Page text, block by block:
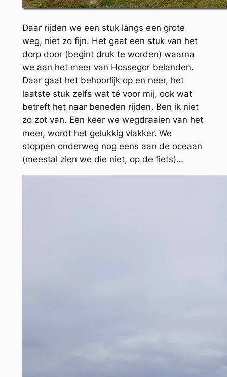
Daar rijden we een stuk langs een grote
weg, niet zo fijn. Het gaat een stuk van het
dorp door (begint druk te worden) waarna
we aan het meer van Hossegor belanden.
Daar gaat het behoorlijk op en neer, het
laatste stuk zelfs wat té voor mij, ook wat
betreft het naar beneden rijden. Ben ik niet
zo zot van. Een keer we wegdraaien van het
meer, wordt het gelukkig vlakker. We
stoppen onderweg nog eens aan de oceaan
(meestal zien we die niet, op de fiets)…